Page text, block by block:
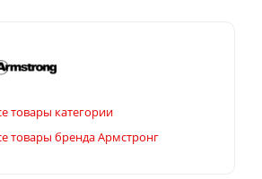
товары категории
товары бренда Армстронг